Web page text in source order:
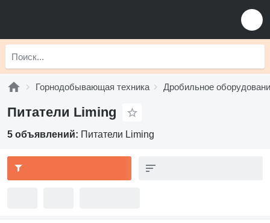
Горнодобывающая техника Дробильное
Питатели Liming
5 объявлений: Питатели Liming